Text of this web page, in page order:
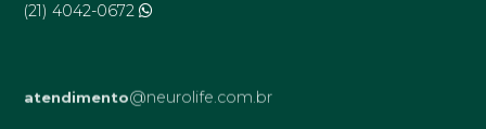
(21) 4042-0672
atendimento@neurolife.com.br